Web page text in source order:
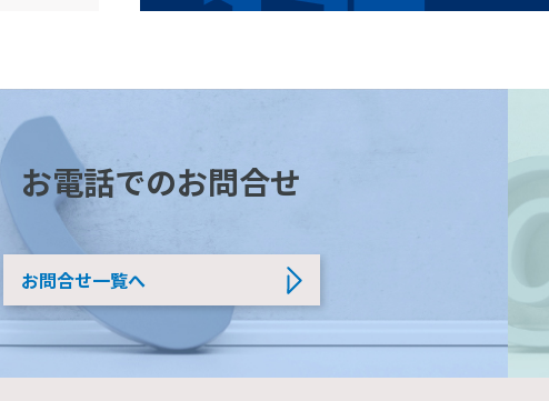
お電話でのお問合せ
お問合せ一覧へ